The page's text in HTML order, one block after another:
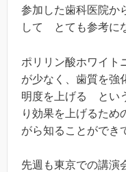
参加した歯科医院か
して とても参考に
ポリリン酸ホワイ
が少なく、歯質を強
明度を上げる とい
り効果を上げるため
がら知ることがで
先週も東京での講演